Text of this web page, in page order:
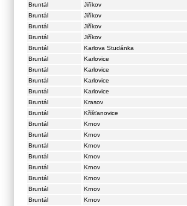
Bruntál
Jiříkov
Bruntál
Jiříkov
Bruntál
Jiříkov
Bruntál
Jiříkov
Bruntál
Karlova Studánka
Bruntál
Karlovice
Bruntál
Karlovice
Bruntál
Karlovice
Bruntál
Karlovice
Bruntál
Krasov
Bruntál
Křišťanovice
Bruntál
Krnov
Bruntál
Krnov
Bruntál
Krnov
Bruntál
Krnov
Bruntál
Krnov
Bruntál
Krnov
Bruntál
Krnov
Bruntál
Krnov